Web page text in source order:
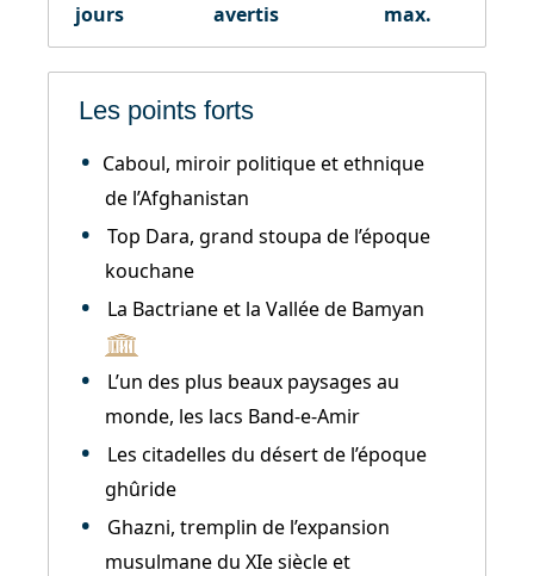
jours
avertis
max.
Les points forts
Caboul, miroir politique et ethnique
de l’Afghanistan
Top Dara, grand stoupa de l’époque
kouchane
La Bactriane et la Vallée de Bamyan
L’un des plus beaux paysages au
monde, les lacs Band-e-Amir
Les citadelles du désert de l’époque
ghûride
Ghazni, tremplin de l’expansion
musulmane du XIe siècle et